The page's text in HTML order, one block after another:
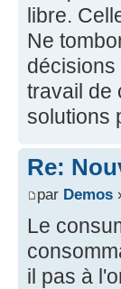
libre.
Ne
travail de
solutions
Re:
par Demos
Le
il pas à